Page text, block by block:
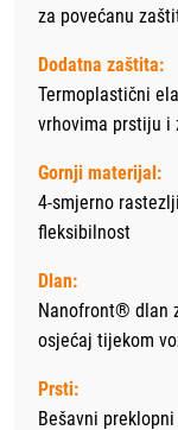
za povećanu
Dodatna zaštita:
Termoplastični
vrhovima prstiju i
Gornji materijal:
4-smjerno
fleksibilnost
Dlan:
Nanofront® dlan
osjećaj tijekom
Prsti:
Bešavni